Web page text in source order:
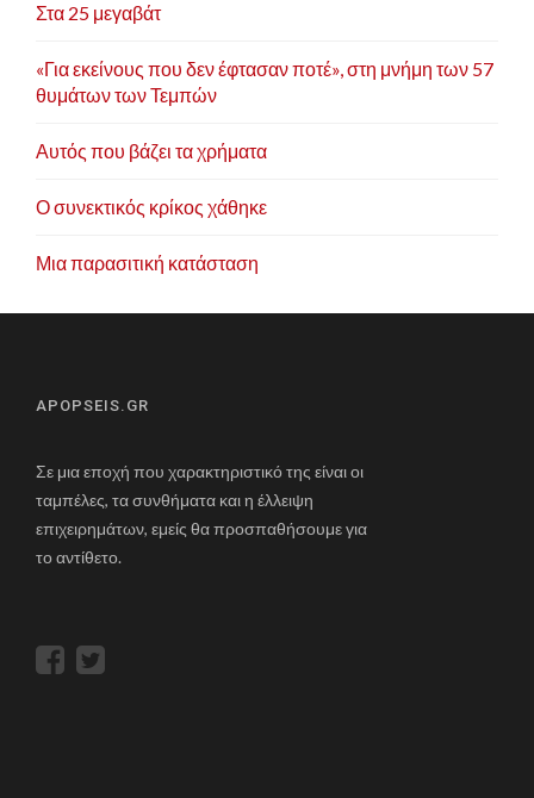
Στα 25 μεγαβάτ
«Για εκείνους που δεν έφτασαν ποτέ», στη μνήμη των 57
θυμάτων των Τεμπών
Αυτός που βάζει τα χρήματα
Ο συνεκτικός κρίκος χάθηκε
Μια παρασιτική κατάσταση
APOPSEIS.GR
Σε μια εποχή που χαρακτηριστικό της είναι οι
ταμπέλες, τα συνθήματα και η έλλειψη
επιχειρημάτων, εμείς θα προσπαθήσουμε για
το αντίθετο.